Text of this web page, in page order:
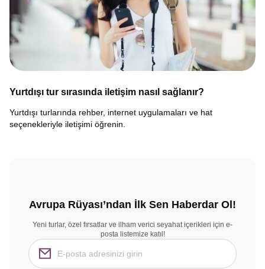
Yurtdışı tur sırasında iletişim nasıl sağlanır?
Yurtdışı turlarında rehber, internet uygulamaları ve hat
seçenekleriyle iletişimi öğrenin.
Avrupa Rüyası’ndan İlk Sen Haberdar Ol!
Yeni turlar, özel fırsatlar ve ilham verici seyahat içerikleri için e-
posta listemize katıl!